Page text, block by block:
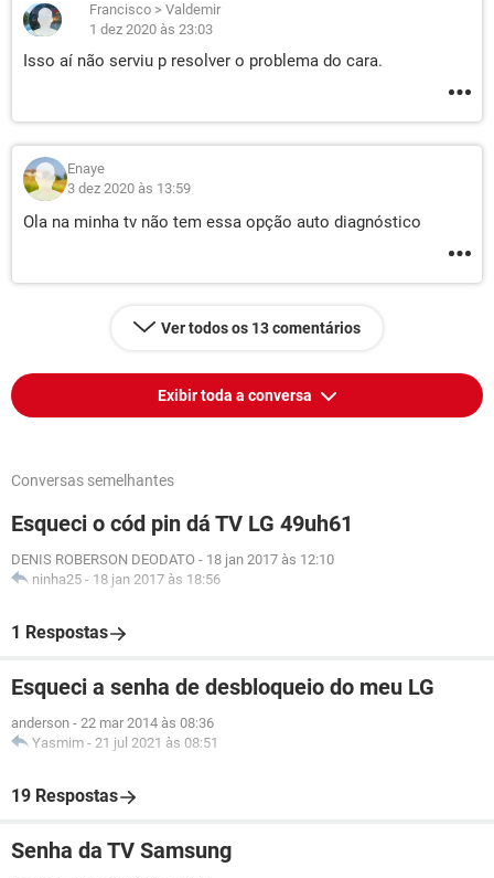
Francisco > Valdemir
1 dez 2020 às 23:03
Isso aí não serviu p resolver o problema do cara.
Enaye
3 dez 2020 às 13:59
Ola na minha tv não tem essa opção auto diagnóstico
Ver todos os 13 comentários
Exibir toda a conversa
Conversas semelhantes
Esqueci o cód pin dá TV LG 49uh61
DENIS ROBERSON DEODATO - 18 jan 2017 às 12:10
ninha25 - 18 jan 2017 às 18:56
1 Respostas
Esqueci a senha de desbloqueio do meu LG
anderson - 22 mar 2014 às 08:36
Yasmim - 21 jul 2021 às 08:51
19 Respostas
Senha da TV Samsung